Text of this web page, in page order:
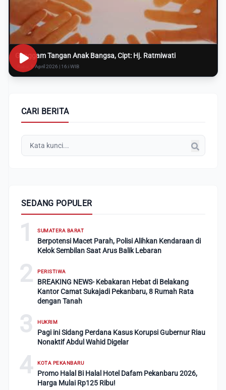
Genggam Tangan Anak Bangsa, Cipt: Hj. Ratmiwati
Rabu, 8 April 2026 | 16:i WIB
CARI BERITA
SEDANG POPULER
1 SUMATERA BARAT
Berpotensi Macet Parah, Polisi Alihkan Kendaraan di
Kelok Sembilan Saat Arus Balik Lebaran
2 PERISTIWA
BREAKING NEWS- Kebakaran Hebat di Belakang
Kantor Camat Sukajadi Pekanbaru, 8 Rumah Rata
dengan Tanah
3 HUKRIM
Pagi ini Sidang Perdana Kasus Korupsi Gubernur Riau
Nonaktif Abdul Wahid Digelar
4 KOTA PEKANBARU
Promo Halal Bi Halal Hotel Dafam Pekanbaru 2026,
Harga Mulai Rp125 Ribu!